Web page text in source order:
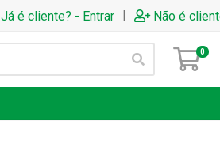
Já é cliente? - Entrar | Não é
0